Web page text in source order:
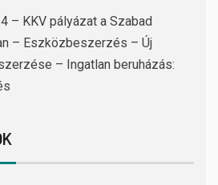
– KKV pályázat a Szabad
– Eszközbeszerzés – Új
– Ingatlan beruházás: